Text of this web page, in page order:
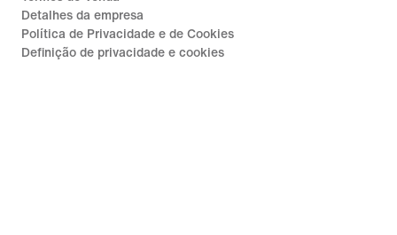
Detalhes da empresa
Política de Privacidade e de Cookies
Definição de privacidade e cookies